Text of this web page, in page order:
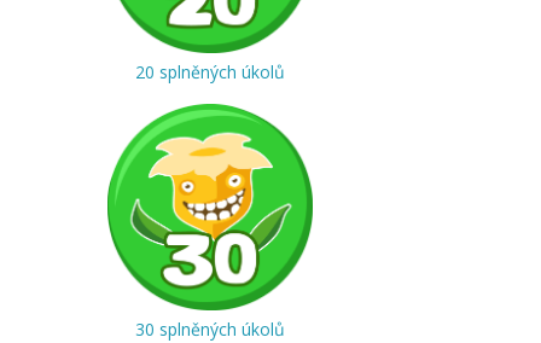
20 splněných úkolů
30 splněných úkolů